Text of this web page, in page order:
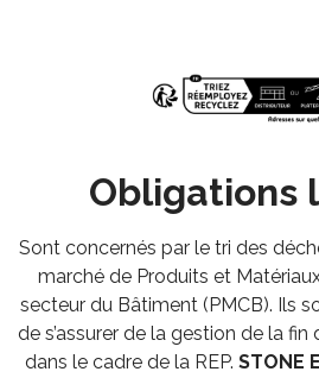
Obligations
Sont concernés par le tri des
marché de Produits et
secteur du Bâtiment (PMCB). Ils
de s’assurer de la gestion de la
dans le cadre de la REP. STONE